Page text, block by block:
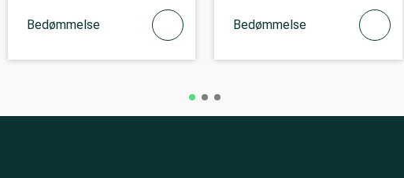
Bedømmelse Bedømmelse